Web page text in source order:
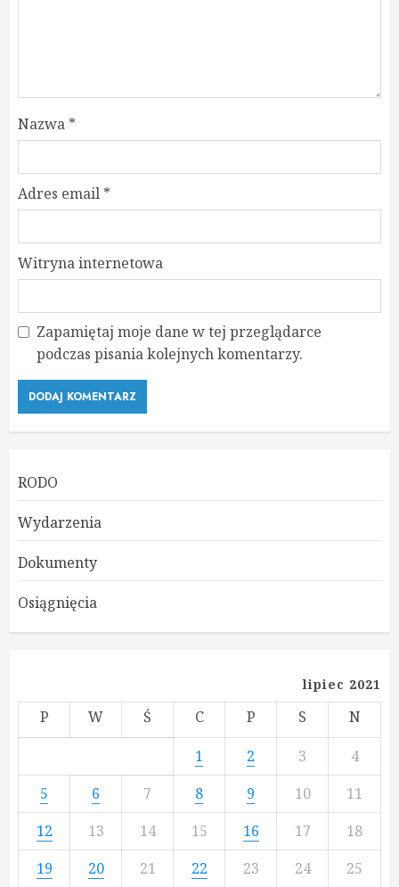
Nazwa *
Adres email *
Witryna internetowa
Zapamiętaj moje dane w tej przeglądarce
podczas pisania kolejnych komentarzy.
RODO
Wydarzenia
Dokumenty
Osiągnięcia
lipiec 2021
P W Ś C P S
N
1
2 3
4
5
6 7 8 9 10
11
12
13 14 15 16 17
18
19
20 21 22 23 24 25